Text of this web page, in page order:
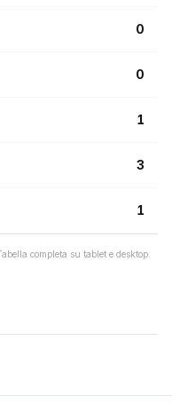
0
0
1
3
1
completa su tablet e desktop.